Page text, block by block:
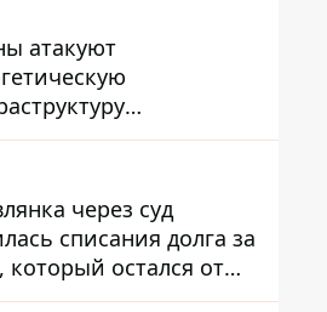
атакуют
Макеевки
области
через суд
списания долга за
который остался от
матери